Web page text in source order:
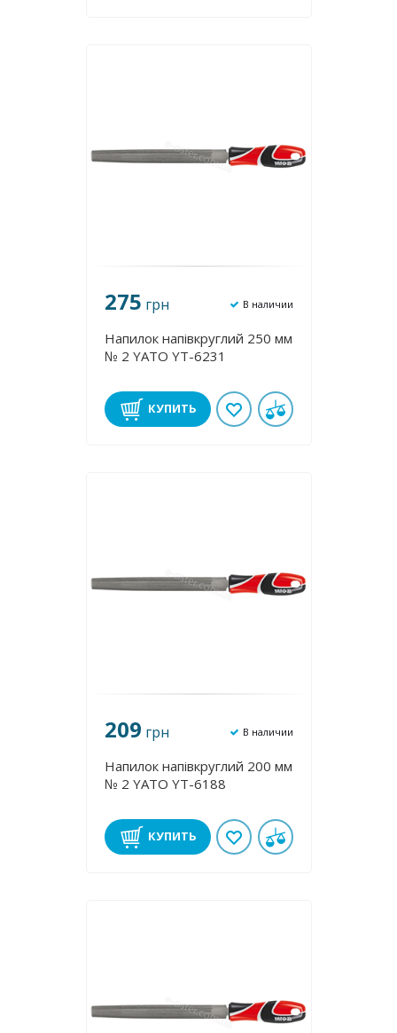
275 грн В наличии
Напилок напівкруглий 250 мм
№ 2 YATO YT-6231
КУПИТЬ
209 грн В наличии
Напилок напівкруглий 200 мм
№ 2 YATO YT-6188
КУПИТЬ